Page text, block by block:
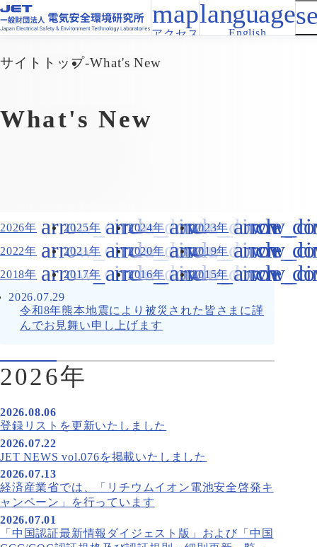
アクセス English
サイトトップ What's New
What's New
2026年 2025年 2024年
2023年
2022年
2021年 2020年
2019年
2018年
2017年 2016年
2015年
2026.07.29
令和8年熊本地震により被災された皆さまに謹
んでお見舞い申し上げます
2026年
2026.08.06
登録リストを更新いたしました
2026.07.22
JET NEWS vol.076を掲載いたしました
2026.07.13
経済産業省では、「リチウムイオン電池安全啓発キ
ャンペーン」を行っています
2026.07.01
「中国認証最新情報ダイジェスト版」および「中国